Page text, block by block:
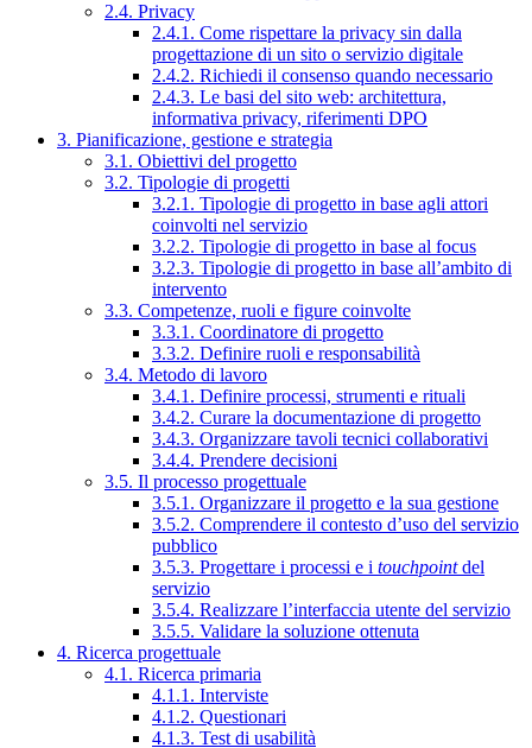
2.4. Privacy
2.4.1. Come rispettare la privacy sin dalla
progettazione di un sito o servizio digitale
2.4.2. Richiedi il consenso quando necessario
2.4.3. Le basi del sito web: architettura,
informativa privacy, riferimenti DPO
3. Pianificazione, gestione e strategia
3.1. Obiettivi del progetto
3.2. Tipologie di progetti
3.2.1. Tipologie di progetto in base agli attori
coinvolti nel servizio
3.2.2. Tipologie di progetto in base al focus
3.2.3. Tipologie di progetto in base all’ambito di
intervento
3.3. Competenze, ruoli e figure coinvolte
3.3.1. Coordinatore di progetto
3.3.2. Definire ruoli e responsabilità
3.4. Metodo di lavoro
3.4.1. Definire processi, strumenti e rituali
3.4.2. Curare la documentazione di progetto
3.4.3. Organizzare tavoli tecnici collaborativi
3.4.4. Prendere decisioni
3.5. Il processo progettuale
3.5.1. Organizzare il progetto e la sua gestione
3.5.2. Comprendere il contesto d’uso del servizio
pubblico
3.5.3. Progettare i processi e i touchpointdel
servizio
3.5.4. Realizzare l’interfaccia utente del servizio
3.5.5. Validare la soluzione ottenuta
4. Ricerca progettuale
4.1. Ricerca primaria
4.1.1. Interviste
4.1.2. Questionari
4.1.3. Test di usabilità